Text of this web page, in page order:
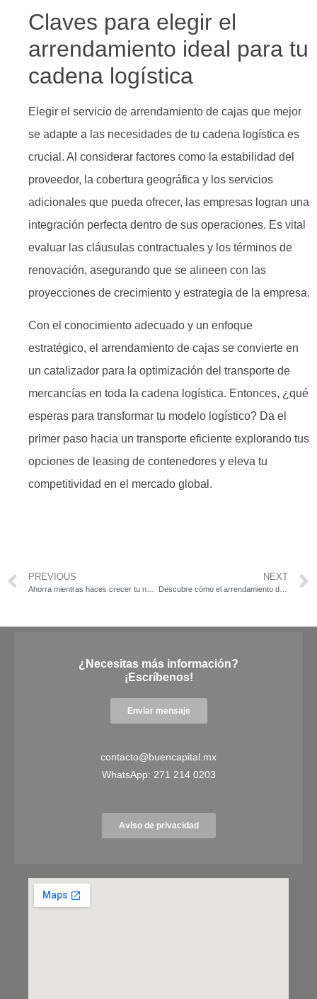
Claves para elegir el
arrendamiento ideal para tu
cadena logística
Elegir el servicio de arrendamiento de cajas que mejor
se adapte a las necesidades de tu cadena logística es
crucial. Al considerar factores como la estabilidad del
proveedor, la cobertura geográfica y los servicios
adicionales que pueda ofrecer, las empresas logran una
integración perfecta dentro de sus operaciones. Es vital
evaluar las cláusulas contractuales y los términos de
renovación, asegurando que se alineen con las
proyecciones de crecimiento y estrategia de la empresa.
Con el conocimiento adecuado y un enfoque
estratégico, el arrendamiento de cajas se convierte en
un catalizador para la optimización del transporte de
mercancías en toda la cadena logística. Entonces, ¿qué
esperas para transformar tu modelo logístico? Da el
primer paso hacia un transporte eficiente explorando tus
opciones de leasing de contenedores y eleva tu
competitividad en el mercado global.
PREVIOUS NEXT
¿Necesitas más información?
¡Escríbenos!
Enviar mensaje
contacto@buencapital.mx
WhatsApp: 271 214 0203
Aviso de privacidad